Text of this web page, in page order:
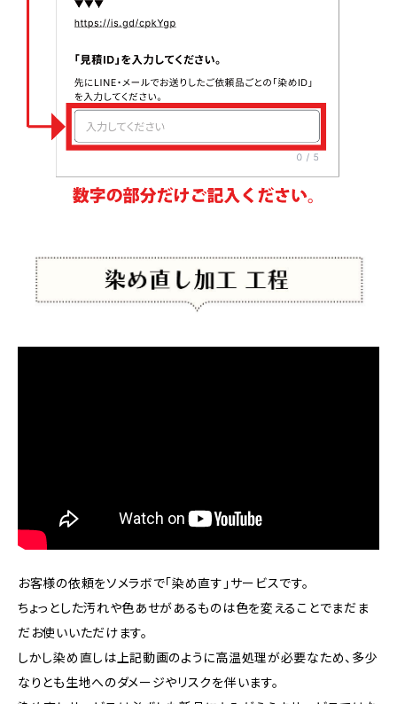
お客様の依頼をソメラボで「染め直す」サービスです。
ちょっとした汚れや色あせがあるものは色を変えることでまだま
だお使いいただけます。
しかし染め直しは上記動画のように高温処理が必要なため、多少
なりとも生地へのダメージやリスクを伴います。